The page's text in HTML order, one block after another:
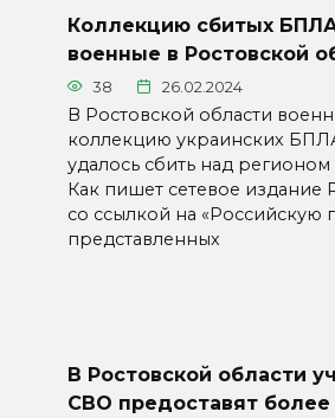
Коллекцию сбитых
военные в Ростовской
38 26.02.2024
В Ростовской области
коллекцию украинских
удалось сбить над
Как пишет сетевое издание
со ссылкой на «Российскую
представленных
В Ростовской области
СВО предоставят более